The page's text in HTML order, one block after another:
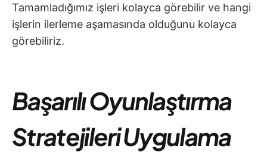
Tamamladığımız işleri kolayca görebilir ve hangi
işlerin ilerleme aşamasında olduğunu kolayca
görebiliriz.
Başarılı Oyunlaştırma
Stratejileri Uygulama